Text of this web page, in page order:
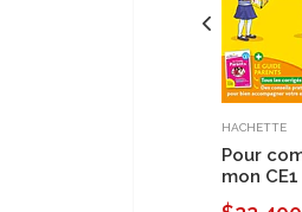
HACHETTE
Pour
mon CE1